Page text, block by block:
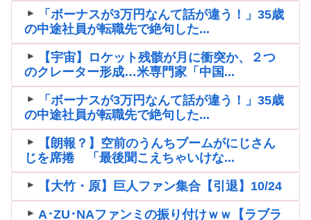
「ボーナスが3万円なんて話が違う！」35歳
の中途社員が転職先で絶句した...
【宇宙】ロケット残骸が月に衝突か、２つ
のクレーター形成…米専門家「中国...
「ボーナスが3万円なんて話が違う！」35歳
の中途社員が転職先で絶句した...
【朗報？】空前のうんちブームがにじさん
じを席捲 「最後聞こえちゃいけな...
【大竹・原】巨人ファン集合【引退】10/24
A･ZU･NAファンミの振り付けｗｗ【ラブラ